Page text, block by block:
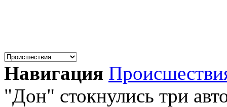
Навигация
"Дон" стокнулись три